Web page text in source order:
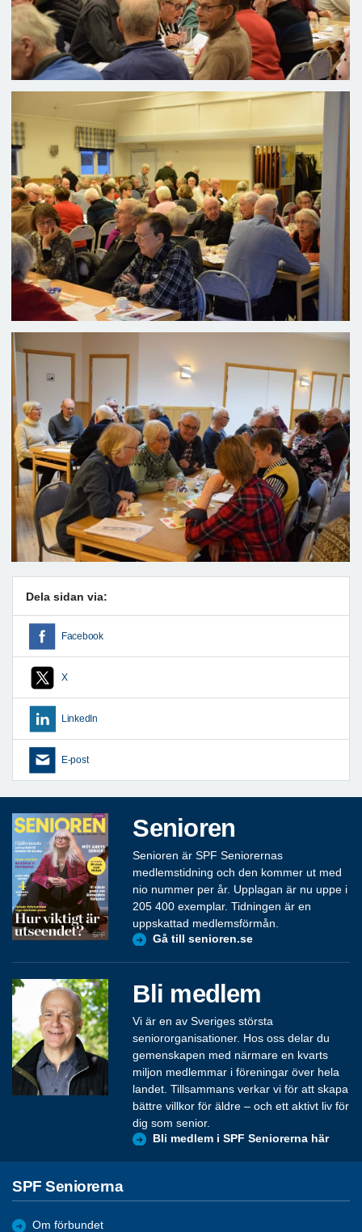
Dela sidan via:
Facebook
X
LinkedIn
E-post
Senioren
Senioren är SPF Seniorernas
medlemstidning och den kommer ut med
nio nummer per år. Upplagan är nu uppe i
205 400 exemplar. Tidningen är en
uppskattad medlemsförmån.
Gå till senioren.se
Bli medlem
Vi är en av Sveriges största
seniororganisationer. Hos oss delar du
gemenskapen med närmare en kvarts
miljon medlemmar i föreningar över hela
landet. Tillsammans verkar vi för att skapa
bättre villkor för äldre – och ett aktivt liv för
dig som senior.
Bli medlem i SPF Seniorerna här
SPF Seniorerna
Om förbundet